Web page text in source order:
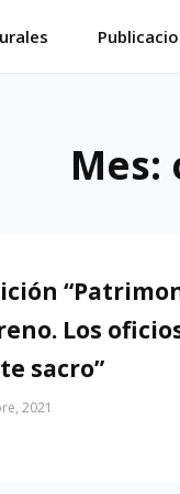
Mes:
Los
sacro”
2021